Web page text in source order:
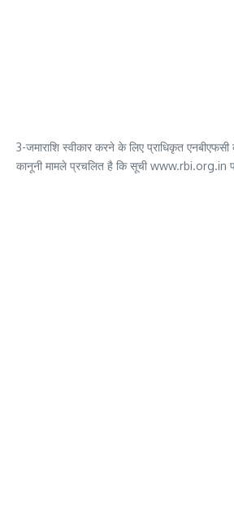
3-जमाराशि स्वीकार करने के लिए प्राधिकृत
कानूनी मामले प्रचलित है कि सूची www.rbi.org.in